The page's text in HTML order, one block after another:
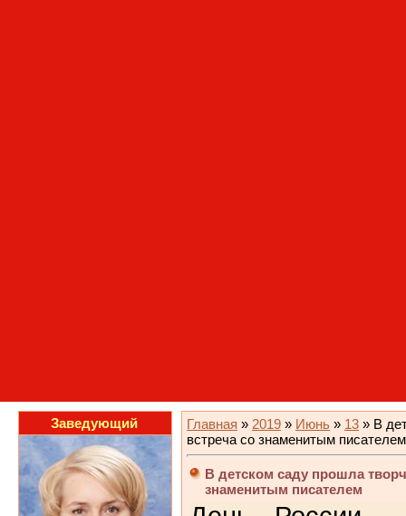
Заведующий Главная » 2019 » Июнь » 13 » В
встреча со знаменитым писателем
В детском саду прошла
знаменитым писателем